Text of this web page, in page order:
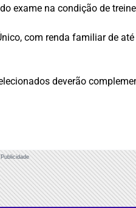
exame na condição de
com renda familiar de
deverão
Publicidade